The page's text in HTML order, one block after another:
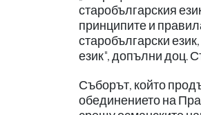
старобългарския
принципите и
старобългарски
език", допълни доц.
Съборът, който
обединението на